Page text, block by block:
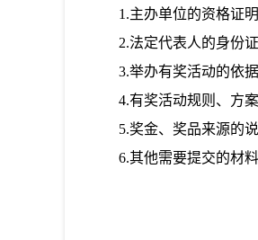
1.主办单位的资格证明
2.法定代表人的身份
3.举办有奖活动的依
4.有奖活动规则、方
5.奖金、奖品来源的说
6.其他需要提交的材料